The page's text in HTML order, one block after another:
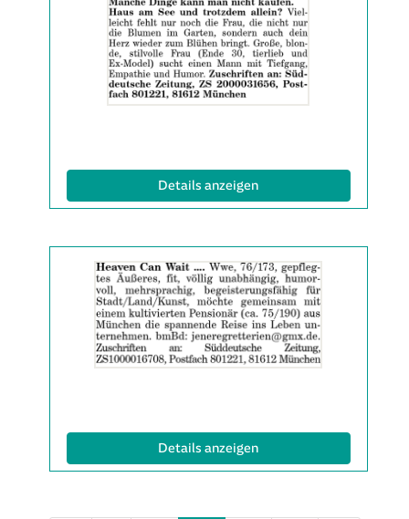
der
Anzeige
2061899
anzeigen
|
Info:
Details anzeigen(ID: 2061899)
der
Anzeige
2061901
anzeigen
|
Info:
Details anzeigen(ID: 2061901)